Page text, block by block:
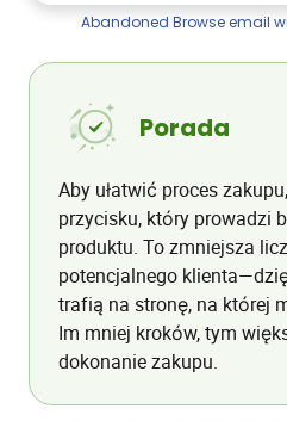
Abandoned Browse email
Porada
Aby ułatwić proces
przycisku, który prowadzi
produktu. To zmniejsza
potencjalnego
trafią na stronę, na której
Im mniej kroków, tym
dokonanie zakupu.